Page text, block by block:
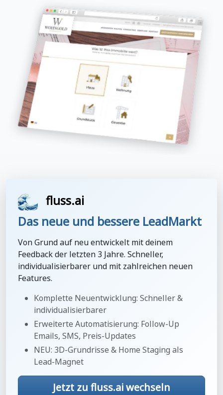
fluss.ai
Das neue und bessere LeadMarkt
Von Grund auf neu entwickelt mit deinem
Feedback der letzten 3 Jahre. Schneller,
individualisierbarer und mit zahlreichen neuen
Features.
Komplette Neuentwicklung: Schneller &
individualisierbarer
Erweiterte Automatisierung: Follow-Up
Emails, SMS, Preis-Updates
NEU: 3D-Grundrisse & Home Staging als
Lead-Magnet
Jetzt zu fluss.ai wechseln